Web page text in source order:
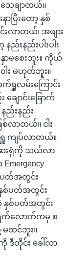
ေချာတယ်။
ပြီးတော့ နှစ်
လာတယ်၊ အဖျား
းနည်းပါးပါး
မစေးဘူး။ ကိုယ်
း မဟုတ်ဘူး။
ရှူလမ်းကြောင်း
ျောင်းခြောက်
ည်းနည်း
လာတယ်။ ငါး
ကျပ်လာတယ်။
ဆေးရုံကို သယ်လာ
ပတ်အတွင်း
နှစ်ပတ်အတွင်း
နှစ်ပတ်အတွင်း
က်လောက်ကမှ စ
မထင်ဘူး။
ဒီတိုင်း ခေါ်လာ